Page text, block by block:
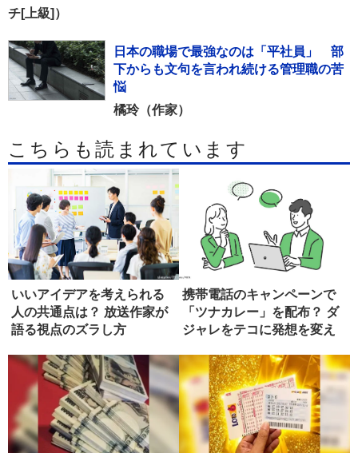
チ[上級]）
日本の職場で最強なのは「平社員」 部
下からも文句を言われ続ける管理職の苦
悩
橘玲（作家）
こちらも読まれています
いいアイデアを考えられる
人の共通点は？ 放送作家が
語る視点のズラし方
携帯電話のキャンペーンで
「ツナカレー」を配布？ ダ
ジャレをテコに発想を変え